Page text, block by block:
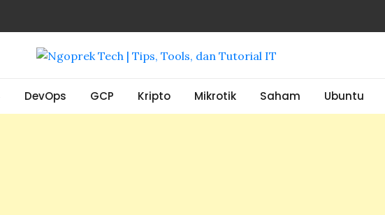
Tools, dan Tutorial IT
DevOps GCP Kripto Mikrotik Saham Ubuntu